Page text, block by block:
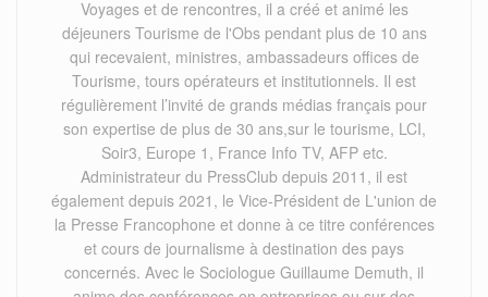
Voyages et de rencontres, il a créé et animé les
déjeuners Tourisme de l'Obs pendant plus de 10 ans
qui recevaient, ministres, ambassadeurs offices de
Tourisme, tours opérateurs et institutionnels. Il est
régulièrement l’invité de grands médias français pour
son expertise de plus de 30 ans,sur le tourisme, LCI,
Soir3, Europe 1, France Info TV, AFP etc.
Administrateur du PressClub depuis 2011, il est
également depuis 2021, le Vice-Président de L'union de
la Presse Francophone et donne à ce titre conférences
et cours de journalisme à destination des pays
concernés. Avec le Sociologue Guillaume Demuth, il